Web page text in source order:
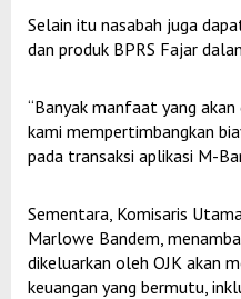
Selain itu nasabah juga
dan produk BPRS Fajar
“Banyak manfaat yang
kami mempertimbangkan
pada transaksi aplikasi M-
Sementara, Komisaris
Marlowe Bandem,
dikeluarkan oleh OJK akan
keuangan yang bermutu,